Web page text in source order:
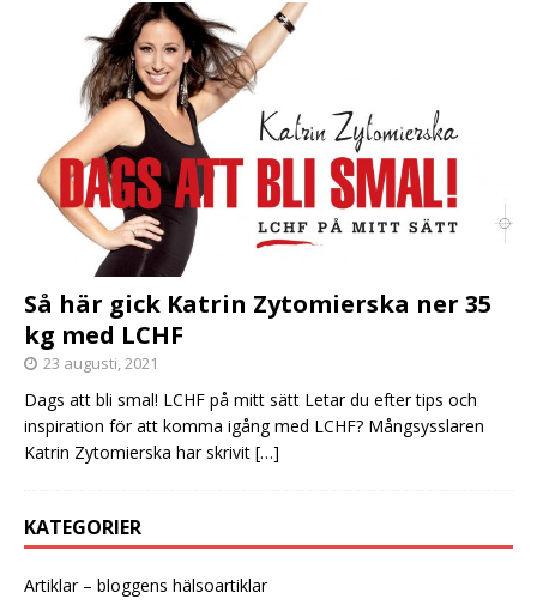
Så här gick Katrin Zytomierska ner 35
kg med LCHF
23 augusti, 2021
Dags att bli smal! LCHF på mitt sätt Letar du efter tips och
inspiration för att komma igång med LCHF? Mångsysslaren
Katrin Zytomierska har skrivit […]
KATEGORIER
Artiklar – bloggens hälsoartiklar